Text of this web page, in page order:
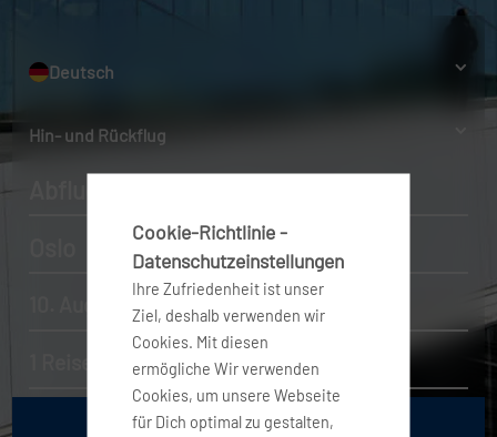
Deutsch
Hin- und Rückflug
10. Aug. 2026 - 17. Aug. 2026
1 Reisender, Economy
Cookie-Richtlinie -
Datenschutzeinstellungen
Ihre Zufriedenheit ist unser
Ziel, deshalb verwenden wir
Cookies. Mit diesen
ermögliche Wir verwenden
Cookies, um unsere Webseite
für Dich optimal zu gestalten,